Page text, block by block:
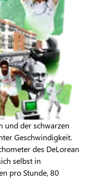
und der schwarzen
Geschwindigkeit.
des DeLorean
selbst in
pro Stunde, 80